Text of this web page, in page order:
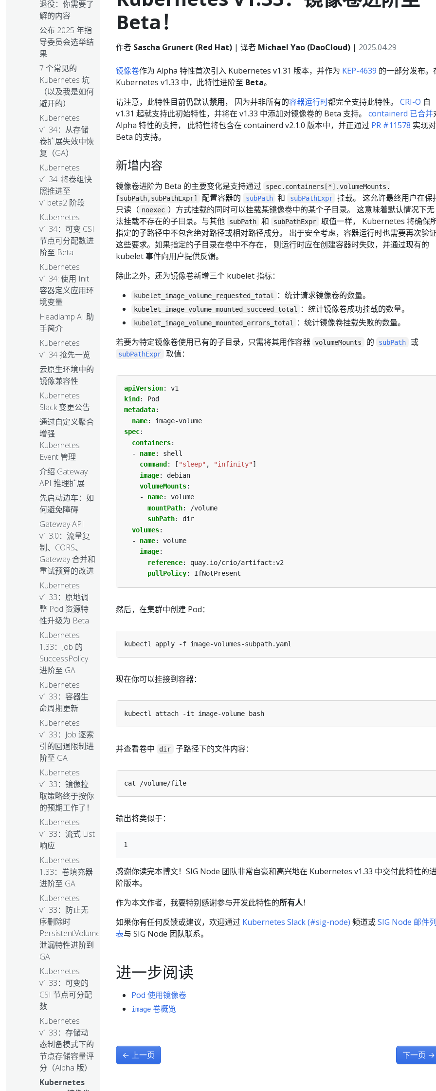
退役：你需要了
解的内容
公布 2025 年指
导委员会选举结
果
7 个常见的
Kubernetes 坑
（以及我是如何
避开的）
Kubernetes
v1.34：从存储
卷扩展失效中恢
复（GA）
Kubernetes
v1.34: 将卷组快
照推进至
v1beta2 阶段
Kubernetes
v1.34：可变 CSI
节点可分配数进
阶至 Beta
Kubernetes
v1.34: 使用 Init
容器定义应用环
境变量
Headlamp AI 助
手简介
Kubernetes
v1.34 抢先一览
云原生环境中的
镜像兼容性
Kubernetes
Slack 变更公告
通过自定义聚合
增强
Kubernetes
Event 管理
介绍 Gateway
API 推理扩展
先启动边车：如
何避免障碍
Gateway API
v1.3.0：流量复
制、CORS、
Gateway 合并和
重试预算的改进
Kubernetes
v1.33：原地调
整 Pod 资源特
性升级为 Beta
Kubernetes
1.33：Job 的
SuccessPolicy
进阶至 GA
Kubernetes
v1.33：容器生
命周期更新
Kubernetes
v1.33：Job 逐索
引的回退限制进
阶至 GA
Kubernetes
v1.33：镜像拉
取策略终于按你
的预期工作了！
Kubernetes
v1.33：流式 List
响应
Kubernetes
1.33：卷填充器
进阶至 GA
Kubernetes
v1.33：防止无
序删除时
PersistentVolume
泄漏特性进阶到
GA
Kubernetes
v1.33：可变的
CSI 节点可分配
数
Kubernetes
v1.33：存储动
态制备模式下的
节点存储容量评
分（Alpha 版）
Kubernetes
Beta！
作者 Sascha Grunert (Red Hat) | 译者 Michael Yao (DaoCloud) | 2025.04.29
镜像卷作为 Alpha 特性首次引入 Kubernetes v1.31 版本，并作为 KEP-4639 的一部分发布。
Kubernetes v1.33 中，此特性进阶至 Beta。
请注意，此特性目前仍默认禁用， 因为并非所有的容器运行时都完全支持此特性。 CRI-O 自
v1.31 起就支持此初始特性，并将在 v1.33 中添加对镜像卷的 Beta 支持。 containerd 已合并
Alpha 特性的支持， 此特性将包含在 containerd v2.1.0 版本中，并正通过 PR #11578 实现对
Beta 的支持。
新增内容
镜像卷进阶为 Beta 的主要变化是支持通过
spec.containers[*].volumeMounts.
[subPath,subPathExpr]
配置容器的 subPath 和 subPathExpr 挂载。 这允许最终用户在保
只读（ noexec ）方式挂载的同时可以挂载某镜像卷中的某个子目录。 这意味着默认情况下无
法挂载不存在的子目录。与其他
subPath 和 subPathExpr
取值一样， Kubernetes 将确保
指定的子路径中不包含绝对路径或相对路径成分。 出于安全考虑，容器运行时也需要再次验
这些要求。如果指定的子目录在卷中不存在， 则运行时应在创建容器时失败，并通过现有的
kubelet 事件向用户提供反馈。
除此之外，还为镜像卷新增三个 kubelet 指标：
kubelet_image_volume_requested_total ：统计请求镜像卷的数量。
kubelet_image_volume_mounted_succeed_total ：统计镜像卷成功挂载的数量。
kubelet_image_volume_mounted_errors_total
：统计镜像卷挂载失败的数量。
若要为特定镜像卷使用已有的子目录，只需将其用作容器 volumeMounts 的 subPath 或
subPathExpr 取值：
apiVersion:
v1
kind :
Pod
metadata:
name:
image-volume
spec:
containers:
- name:
shell
command : [ "sleep" , "infinity" ]
image:
debian
volumeMounts:
- name:
volume
mountPath:
/volume
subPath:
dir
volumes:
- name:
volume
image:
reference:
quay.io/crio/artifact:v2
pullPolicy: IfNotPresent
然后，在集群中创建 Pod：
现在你可以挂接到容器：
并查看卷中 dir 子路径下的文件内容：
输出将类似于：
感谢你读完本博文！SIG Node 团队非常自豪和高兴地在 Kubernetes v1.33 中交付此特性的
阶版本。
作为本文作者，我要特别感谢参与开发此特性的所有人！
如果你有任何反馈或建议，欢迎通过 Kubernetes Slack (#sig-node) 频道或SIG Node 邮件
表与 SIG Node 团队联系。
进一步阅读
Pod 使用镜像卷
image 卷概览
← 上一页 下一页 →